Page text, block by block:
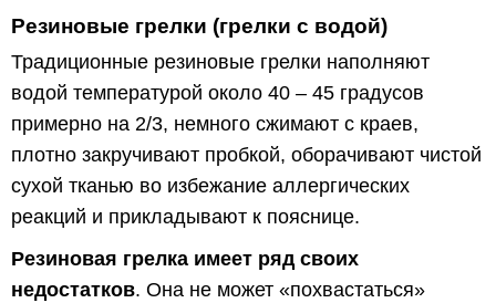
Резиновые грелки (грелки с водой)
Традиционные резиновые грелки наполняют
водой температурой около 40 – 45 градусов
примерно на 2/3, немного сжимают с краев,
плотно закручивают пробкой, оборачивают чистой
сухой тканью во избежание аллергических
реакций и прикладывают к пояснице.
Резиновая грелка имеет ряд своих
недостатков. Она не может «похвастаться»